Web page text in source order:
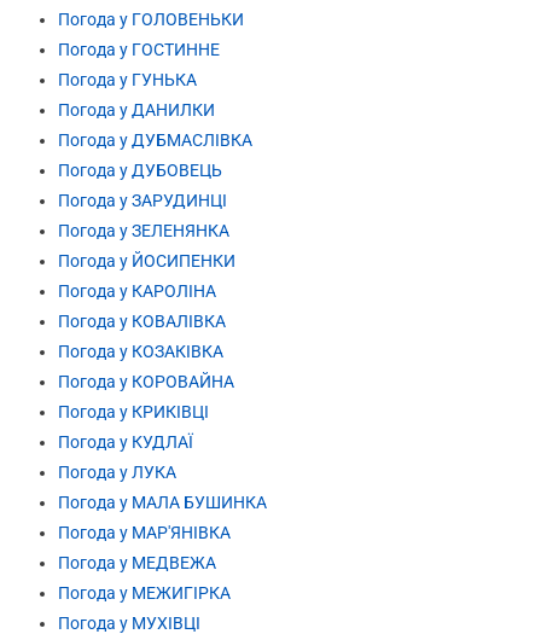
Погода у ГОЛОВЕНЬКИ
Погода у ГОСТИННЕ
Погода у ГУНЬКА
Погода у ДАНИЛКИ
Погода у ДУБМАСЛІВКА
Погода у ДУБОВЕЦЬ
Погода у ЗАРУДИНЦІ
Погода у ЗЕЛЕНЯНКА
Погода у ЙОСИПЕНКИ
Погода у КАРОЛІНА
Погода у КОВАЛІВКА
Погода у КОЗАКІВКА
Погода у КОРОВАЙНА
Погода у КРИКІВЦІ
Погода у КУДЛАЇ
Погода у ЛУКА
Погода у МАЛА БУШИНКА
Погода у МАР'ЯНІВКА
Погода у МЕДВЕЖА
Погода у МЕЖИГІРКА
Погода у МУХІВЦІ